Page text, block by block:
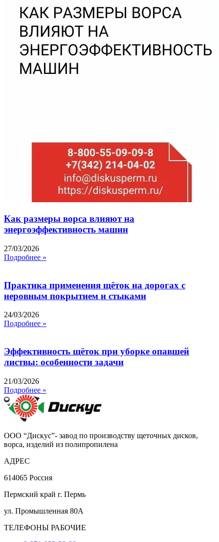
Как размеры ворса влияют на
энергоэффективность машин
27/03/2026
Подробнее »
Практика применения щёток на дорогах с
неровным покрытием и стыками
24/03/2026
Подробнее »
Эффективность щёток при уборке опавшей
листвы: особенности задачи
21/03/2026
Подробнее »
ООО “Дискус”- завод по производству щеточных дисков,
ворса, изделий из полипропилена
АДРЕС
614065 Россия
Пермский край г. Пермь
ул. Промышленная 80А
ТЕЛЕФОНЫ РАБОЧИЕ